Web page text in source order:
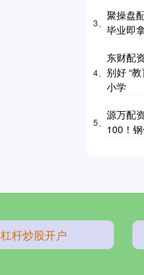
3、
聚操盘
毕业即
4、
东财配
别好 “
小学
5、
源万配
100！
杠杆炒股开户